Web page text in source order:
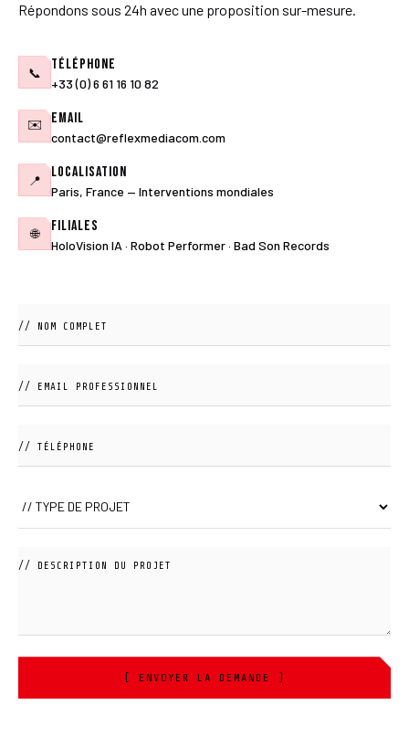
Répondons sous 24h avec une proposition sur-mesure.
📞 Téléphone
+33 (0) 6 61 16 10 82
✉️ Email
contact@reflexmediacom.com
📍 Localisation
Paris, France — Interventions mondiales
🌐 Filiales
HoloVision IA · Robot Performer · Bad Son Records
[ ENVOYER LA DEMANDE ]